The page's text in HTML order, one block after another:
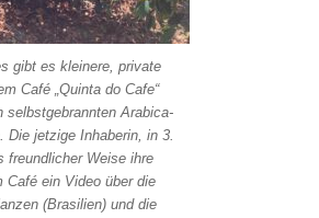
gibt es kleinere, private
Café „Quinta do Cafe“
selbstgebrannten Arabica-
Die jetzige Inhaberin, in 3.
freundlicher Weise ihre
Café ein Video über die
(Brasilien) und die